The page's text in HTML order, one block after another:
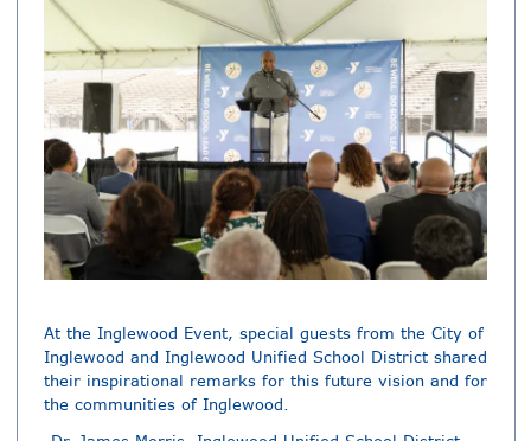
At the Inglewood Event, special guests from the City of
Inglewood and Inglewood Unified School District shared
their inspirational remarks for this future vision and for
the communities of Inglewood.